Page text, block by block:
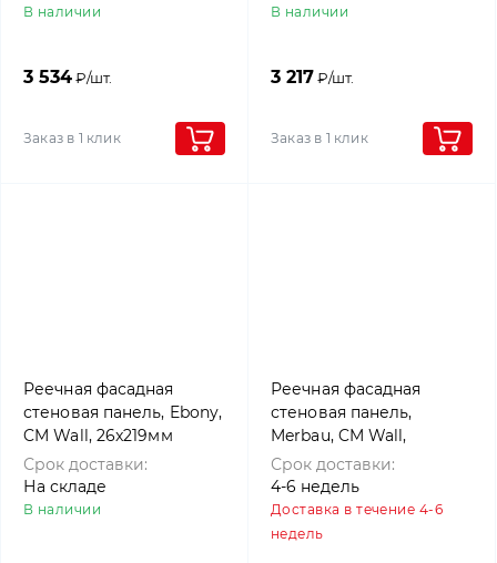
В наличии
3 534₽/шт.
Заказ в 1 клик
В наличии
3 217₽/шт.
Заказ в 1 клик
Реечная фасадная
стеновая панель, Ebony,
CM Wall, 26x219мм
Срок доставки:
На складе
В наличии
Реечная фасадная
стеновая панель,
Merbau, CM Wall,
26x219мм
Срок доставки:
4-6 недель
Доставка в течение 4-6
недель